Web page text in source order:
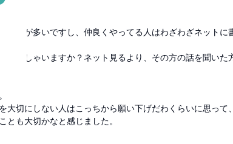
な事が多いですし、仲良くやってる人はわざわざネットに
らっしゃいますか？ネット見るより、その方の話を聞いた
大切にしない人はこっちから願い下げだわくらいに思って
とも大切かなと感じました。